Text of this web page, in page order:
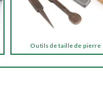
Outils de taille de pierre